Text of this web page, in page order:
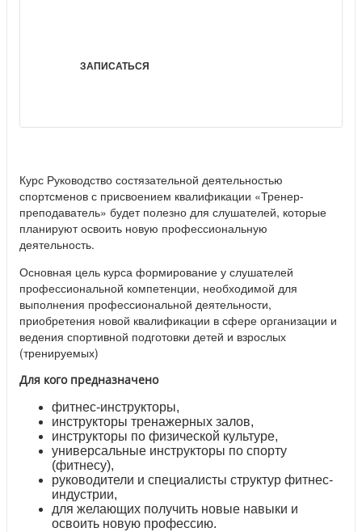
ЗАПИСАТЬСЯ
Курс Руководство состязательной деятельностью
спортсменов с присвоением квалификации «Тренер-
преподаватель» будет полезно для слушателей, которые
планируют освоить новую профессиональную
деятельность.
Основная цель курса формирование у слушателей
профессиональной компетенции, необходимой для
выполнения профессиональной деятельности,
приобретения новой квалификации в сфере организации и
ведения спортивной подготовки детей и взрослых
(тренируемых)
Для кого предназначено
фитнес-инструкторы,
инструкторы тренажерных залов,
инструкторы по физической культуре,
универсальные инструкторы по спорту
(фитнесу),
руководители и специалисты структур фитнес-
индустрии,
для желающих получить новые навыки и
освоить новую профессию.